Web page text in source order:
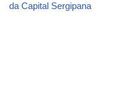
da Capital Sergipana